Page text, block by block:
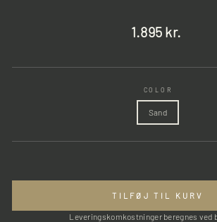
Normalpris
1.895 kr.
COLOR
Sand
TILFØJ TIL KURV
Leveringskomkostninger beregnes ved